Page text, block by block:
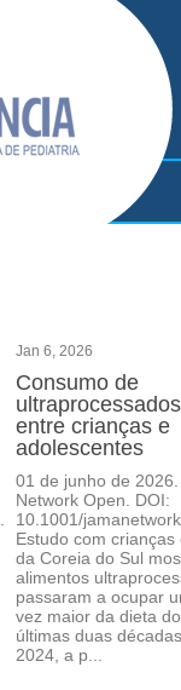
Jan 6, 2026
Consumo de
entre crianças e
adolescentes
01 de junho de
Network Open. DOI:
10.1001/
Estudo com
da Coreia do Sul
alimentos
passaram a ocupar
vez maior da dieta
últimas duas
2024, a p...